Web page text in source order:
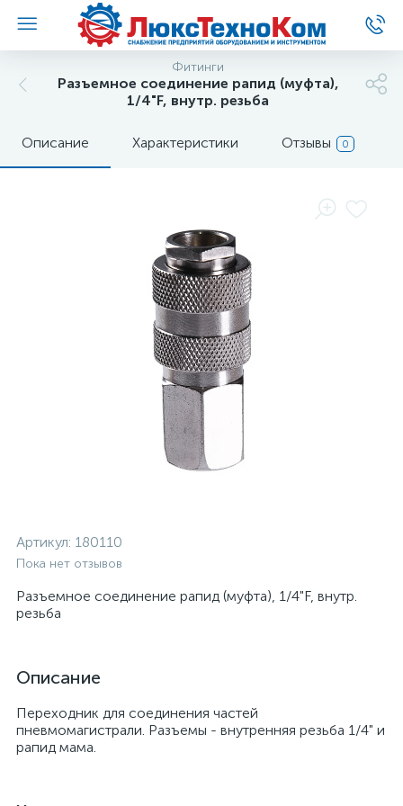
Фитинги
Разъемное соединение рапид (муфта),
1/4"F, внутр. резьба
Описание Характеристики Отзывы 0
Артикул: 180110
Пока нет отзывов
Разъемное соединение рапид (муфта), 1/4"F, внутр.
резьба
Описание
Переходник для соединения частей
пневмомагистрали. Разъемы - внутренняя резьба 1/4" и
рапид мама.